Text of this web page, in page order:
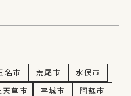
名市 荒尾市
水俣市
天草市 宇城市
阿蘇市